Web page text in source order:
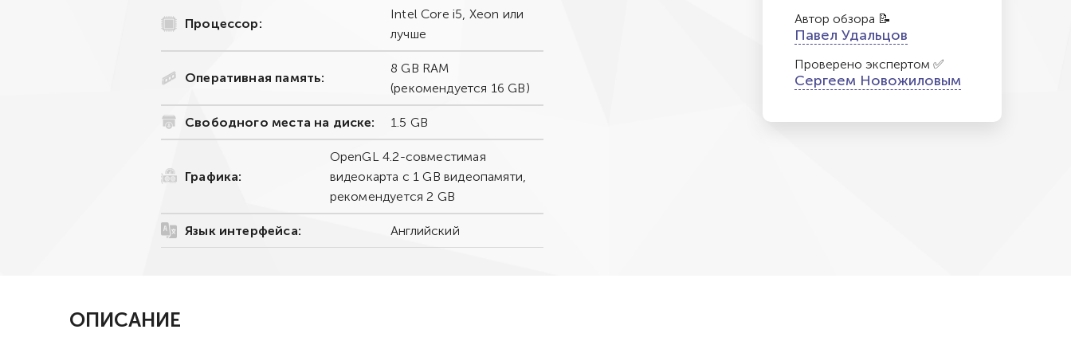
Процессор:
Intel Core i5, Xeon или
лучше
Оперативная память:
8 GB RAM
(рекомендуется 16 GB)
Свободного места на диске: 1.5 GB
Графика:
OpenGL 4.2-совместимая
видеокарта с 1 GB видеопамяти,
рекомендуется 2 GB
Язык интерфейса: Английский
Автор обзора 📝
Павел Удальцов
Проверено экспертом ✅
Сергеем Новожиловым
ОПИСАНИЕ